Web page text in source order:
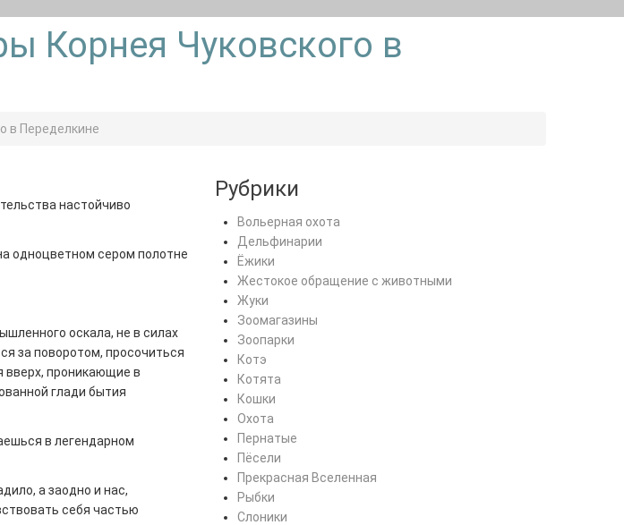
Корнея Чуковского в
в Переделкине
настойчиво
одноцветном сером полотне
оскала, не в силах
за поворотом, просочиться
проникающие в
глади бытия
в легендарном
а заодно и нас,
себя частью
Рубрики
Вольерная охота
Дельфинарии
Ёжики
Жестокое обращение с животными
Жуки
Зоомагазины
Зоопарки
Котэ
Котята
Кошки
Охота
Пернатые
Пёсели
Прекрасная Вселенная
Рыбки
Слоники